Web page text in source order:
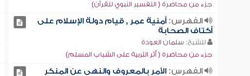
جزء من محاضرة ( التفسير النبوي للقرآن)
الفهرس:أمنية عمر , قيام دولة الإسلام على
أكتاف الصحابة
للشيخ: سلمان العودة
جزء من محاضرة ( أثر التربية على الشباب المسلم)
الفهرس:الأمر بالمعروف والنهي عن المنكر